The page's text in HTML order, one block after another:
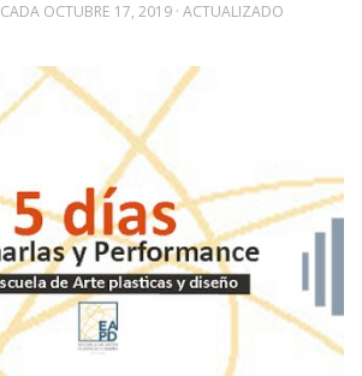
OCTUBRE 17, 2019 · ACTUALIZADO